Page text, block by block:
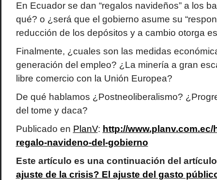
En Ecuador se dan “regalos navideños” a los
qué? o ¿será que el gobierno asume su
reducción de los depósitos y a cambio otorga
Finalmente, ¿cuales son las medidas
generación del empleo? ¿La minería a gran
libre comercio con la Unión Europea?
De qué hablamos ¿Postneoliberalismo?
del tome y daca?
Publicado en PlanV: http://
regalo-navideno-del-gobierno
Este artículo es una continuación del
ajuste de la crisis? El ajuste del gasto